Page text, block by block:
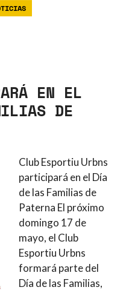
EN EL
DE
Club Esportiu Urbns
participará en el Día
de las Familias de
Paterna El próximo
domingo 17 de
mayo, el Club
Esportiu Urbns
formará parte del
Día de las Familias,